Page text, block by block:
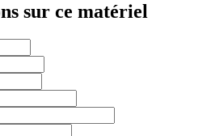
sur ce matériel